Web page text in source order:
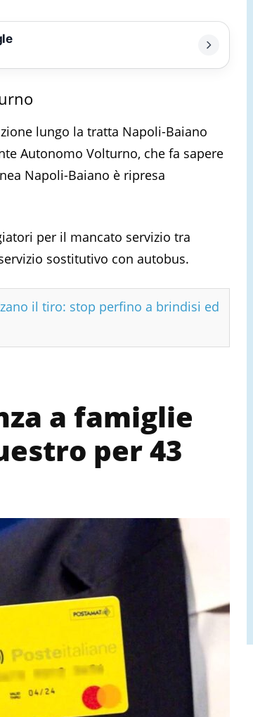
lungo la tratta Napoli-Baiano
Autonomo Volturno, che fa sapere
Napoli-Baiano è ripresa
per il mancato servizio tra
sostitutivo con autobus.
il tiro: stop perfino a brindisi ed
a famiglie
per 43